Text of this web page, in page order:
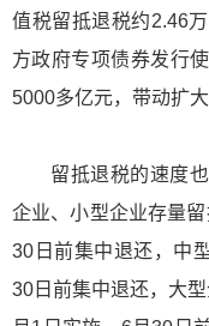
值税留抵退税约2.46
方政府专项债券发行
5000多亿元，带动扩大
留抵退税的速度
企业、小型企业存量
30日前集中退还，中
30日前集中退还，大